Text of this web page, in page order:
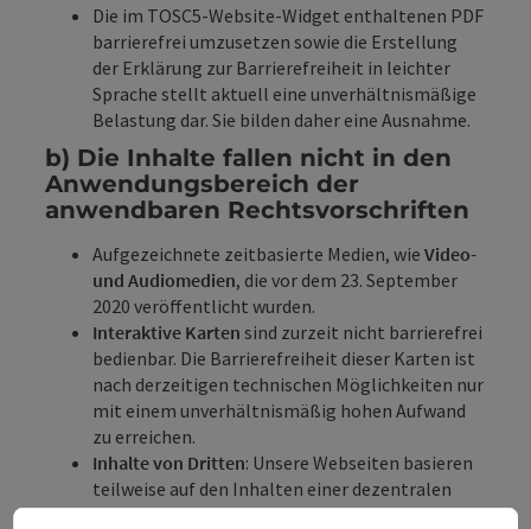
Die im TOSC5-Website-Widget enthaltenen PDF
barrierefrei umzusetzen sowie die Erstellung
der Erklärung zur Barrierefreiheit in leichter
Sprache stellt aktuell eine unverhältnismäßige
Belastung dar. Sie bilden daher eine Ausnahme.
b) Die Inhalte fallen nicht in den
Anwendungsbereich der
anwendbaren Rechtsvorschriften
Aufgezeichnete zeitbasierte Medien, wie Video-
und Audiomedien, die vor dem 23. September
2020 veröffentlicht wurden.
Interaktive Karten sind zurzeit nicht barrierefrei
bedienbar. Die Barrierefreiheit dieser Karten ist
nach derzeitigen technischen Möglichkeiten nur
mit einem unverhältnismäßig hohen Aufwand
zu erreichen.
Inhalte von Dritten: Unsere Webseiten basieren
teilweise auf den Inhalten einer dezentralen
Tourismusdatenbank. Unsere Contentparter